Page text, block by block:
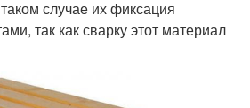
случае их фиксация
так как сварку этот материал